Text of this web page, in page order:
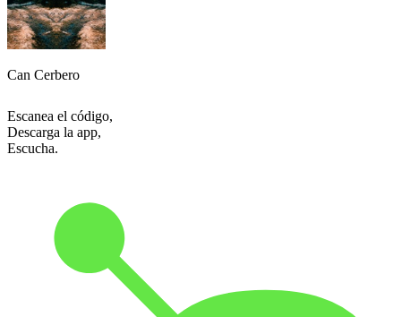
Can Cerbero
Escanea el código,
Descarga la app,
Escucha.